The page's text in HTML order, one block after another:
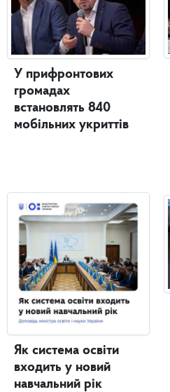
У прифронтових
громадах
встановлять 840
мобільних укриттів
Як система освіти
входить у новий
навчальний рік